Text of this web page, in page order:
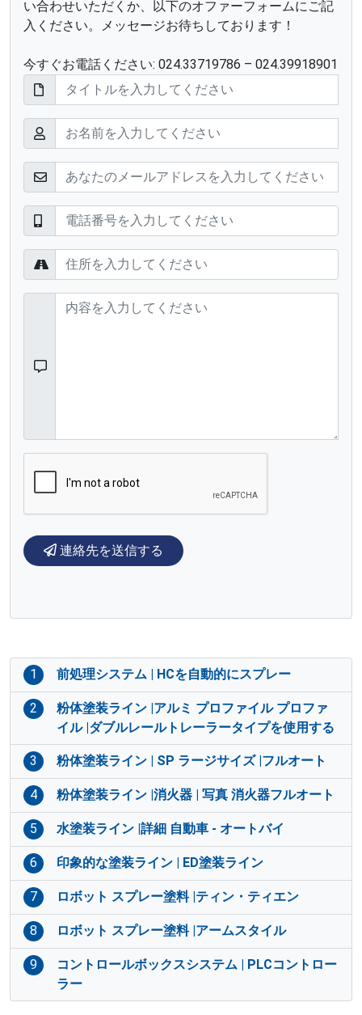
い合わせいただくか、以下のオファーフォームにご記
入ください。メッセージお待ちしております！
今すぐお電話ください: 024.33719786 – 024.39918901
連絡先を送信する
1 前処理システム | HCを自動的にスプレー
2
粉体塗装ライン |アルミ プロファイル プロファ
イル |ダブルレールトレーラータイプを使用する
3 粉体塗装ライン | SP ラージサイズ |フルオート
4 粉体塗装ライン |消火器 | 写真 消火器フルオート
5 水塗装ライン |詳細 自動車 - オートバイ
6 印象的な塗装ライン | ED塗装ライン
7 ロボット スプレー塗料 |ティン・ティエン
8 ロボット スプレー塗料 |アームスタイル
9
コントロールボックスシステム | PLCコントロー
ラー